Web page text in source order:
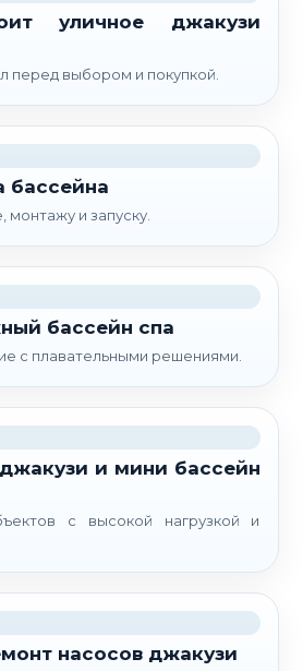
уличное джакузи
перед выбором и покупкой.
бассейна
монтажу и запуску.
бассейн спа
с плавательными решениями.
и мини бассейн
с высокой нагрузкой и
насосов джакузи